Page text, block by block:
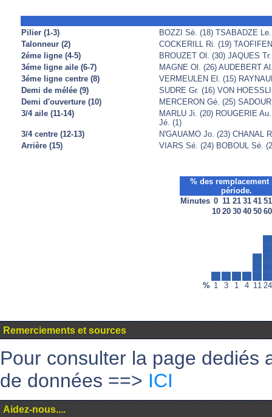
Pilier (1-3)
BOZZI Sé. (18) TSABADZE
Talonneur (2)
COCKERILL Ri. (19)
2éme ligne (4-5)
BROUZET Ol. (30) JAQUES
3éme ligne aile (6-7)
MAGNE Ol. (26) AUDEBERT
3éme ligne centre (8)
VERMEULEN El. (15)
Demi de mélée (9)
SUDRE Gr. (16) VON
Demi d'ouverture (10)
MERCERON Gé. (25)
3/4 aile (11-14)
MARLU Ji. (20) ROUGERIE
Jé. (1)
3/4 centre (12-13)
N'GAUAMO Jo. (23) CHANAL
Arrière (15)
VIARS Sé. (24) BOBOUL Sé.
% des remplacement
période.
Minutes 0 11 21 31 41 51
10 20 30 40 50 60
% 1 3 1 4 11 24
Remerciements et sources
Pour consulter la page dediés
de données ==> ICI
Aidez-nous....